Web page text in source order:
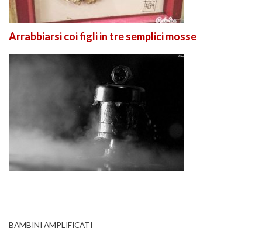
Arrabbiarsi coi figli in tre semplici mosse
BAMBINI AMPLIFICATI